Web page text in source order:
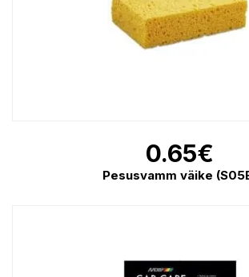
0.65€
Pesusvamm väike